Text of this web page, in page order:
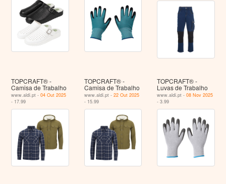
TOPCRAFT® -
Camisa de Trabalho
www.aldi.pt -04 Out 2025
- 17.99
TOPCRAFT® -
Camisa de Trabalho
www.aldi.pt - 22 Out 2025
- 15.99
TOPCRAFT® -
Luvas de Trabalho
www.aldi.pt -08 Nov 2025
- 3.99